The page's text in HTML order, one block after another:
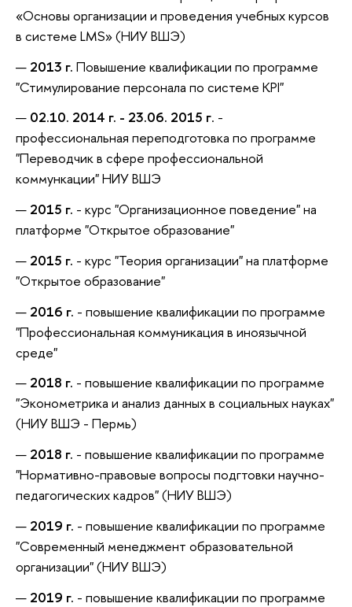
«Основы организации и проведения учебных курсов
в системе LMS» (НИУ ВШЭ)
2013 г. Повышение квалификации по программе
"Стимулирование персонала по системе KPI"
02.10. 2014 г. - 23.06. 2015 г. -
профессиональная переподготовка по программе
"Переводчик в сфере профессиональной
коммункации" НИУ ВШЭ
2015 г. - курс "Организационное поведение" на
платформе "Открытое образование"
2015 г. - курс "Теория организации" на платформе
"Открытое образование"
2016 г. - повышение квалификации по программе
"Профессиональная коммуникация в иноязычной
среде"
2018 г. - повышение квалификации по программе
"Эконометрика и анализ данных в социальных науках"
(НИУ ВШЭ - Пермь)
2018 г. - повышение квалификации по программе
"Нормативно-правовые вопросы подгтовки научно-
педагогических кадров" (НИУ ВШЭ)
2019 г. - повышение квалификации по программе
"Современный менеджмент образовательной
организации" (НИУ ВШЭ)
2019 г. - повышение квалификации по программе